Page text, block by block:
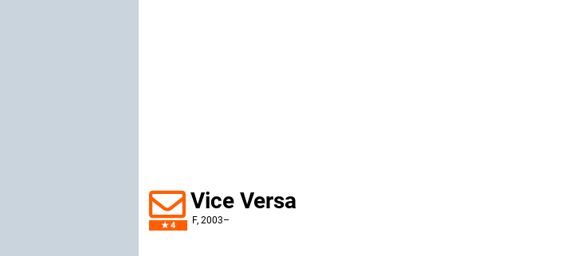
4
Vice Versa
F, 2003–
Serienticker